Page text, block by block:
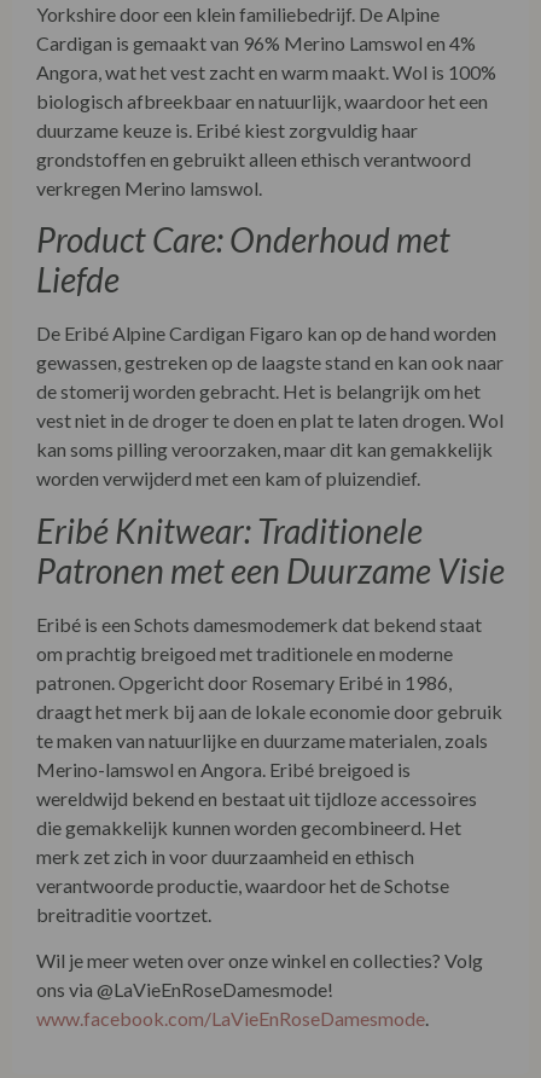
Yorkshire door een klein familiebedrijf. De Alpine
Cardigan is gemaakt van 96% Merino Lamswol en 4%
Angora, wat het vest zacht en warm maakt. Wol is 100%
biologisch afbreekbaar en natuurlijk, waardoor het een
duurzame keuze is. Eribé kiest zorgvuldig haar
grondstoffen en gebruikt alleen ethisch verantwoord
verkregen Merino lamswol.
Product Care: Onderhoud met
Liefde
De Eribé Alpine Cardigan Figaro kan op de hand worden
gewassen, gestreken op de laagste stand en kan ook naar
de stomerij worden gebracht. Het is belangrijk om het
vest niet in de droger te doen en plat te laten drogen. Wol
kan soms pilling veroorzaken, maar dit kan gemakkelijk
worden verwijderd met een kam of pluizendief.
Eribé Knitwear: Traditionele
Patronen met een Duurzame Visie
Eribé is een Schots damesmodemerk dat bekend staat
om prachtig breigoed met traditionele en moderne
patronen. Opgericht door Rosemary Eribé in 1986,
draagt het merk bij aan de lokale economie door gebruik
te maken van natuurlijke en duurzame materialen, zoals
Merino-lamswol en Angora. Eribé breigoed is
wereldwijd bekend en bestaat uit tijdloze accessoires
die gemakkelijk kunnen worden gecombineerd. Het
merk zet zich in voor duurzaamheid en ethisch
verantwoorde productie, waardoor het de Schotse
breitraditie voortzet.
Wil je meer weten over onze winkel en collecties? Volg
ons via @LaVieEnRoseDamesmode!
www.facebook.com/LaVieEnRoseDamesmode.